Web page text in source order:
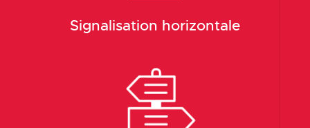
Signalisation horizontale